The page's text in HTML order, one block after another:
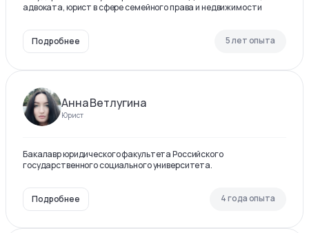
адвоката, юрист в сфере семейного права и недвижимости
Подробнее 5 лет опыта
Анна Ветлугина
Юрист
Бакалавр юридического факультета Российского
государственного социального университета.
Подробнее 4 года опыта